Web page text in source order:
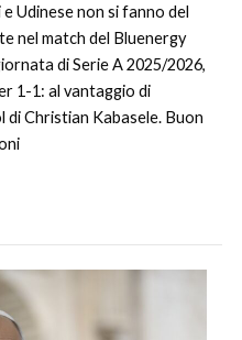
Udinese non si fanno del
nel match del Bluenergy
di Serie A 2025/2026,
1-1: al vantaggio di
Christian Kabasele. Buon